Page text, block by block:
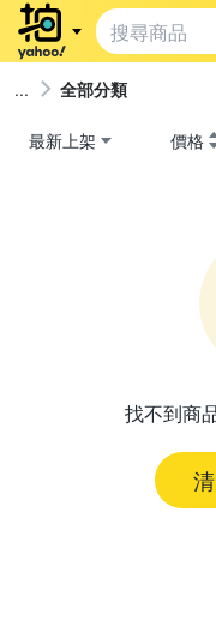
全部分類
最新上架 價格
找不到商